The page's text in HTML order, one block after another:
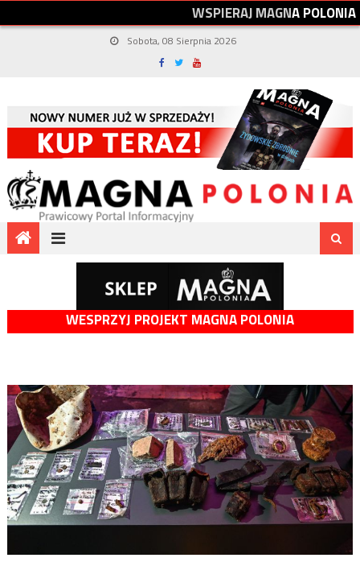
WSPIERAJMAGNAPOLONIA
Sobota, 08 Sierpnia 2026
WESPRZYJ PROJEKT MAGNA POLONIA